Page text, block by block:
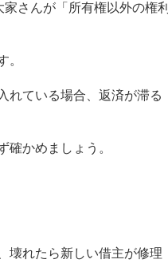
家さんが「所有権以外の権利
。
れている場合、返済が滞る
かめましょう。
壊れたら新しい借主が修理